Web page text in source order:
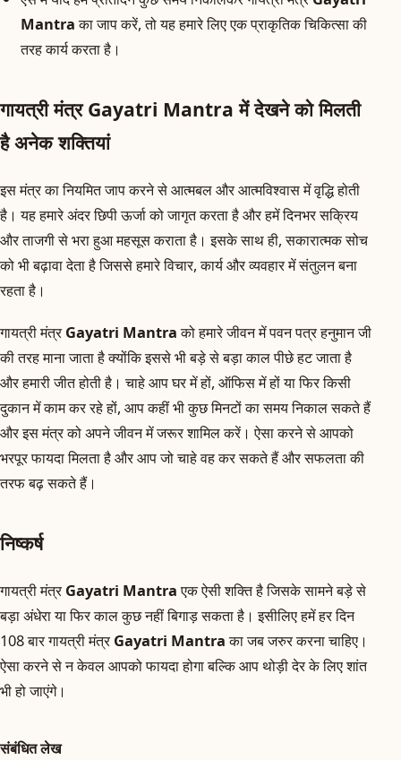
Mantraका जाप करें, तो यह हमारे लिए एक प्राकृतिक चिकित्सा की
तरह कार्य करता है।
गायत्री मंत्र Gayatri Mantra में देखने को मिलती
है अनेक शक्तियां
इस मंत्र का नियमित जाप करने से आत्मबल और आत्मविश्वास में वृद्धि होती
है। यह हमारे अंदर छिपी ऊर्जा को जागृत करता है और हमें दिनभर सक्रिय
और ताजगी से भरा हुआ महसूस कराता है। इसके साथ ही, सकारात्मक सोच
को भी बढ़ावा देता है जिससे हमारे विचार, कार्य और व्यवहार में संतुलन बना
रहता है।
गायत्री मंत्रGayatri Mantraको हमारे जीवन में पवन पत्र हनुमान जी
की तरह माना जाता है क्योंकि इससे भी बड़े से बड़ा काल पीछे हट जाता है
और हमारी जीत होती है। चाहे आप घर में हों, ऑफिस में हों या फिर किसी
दुकान में काम कर रहे हों, आप कहीं भी कुछ मिनटों का समय निकाल सकते हैं
और इस मंत्र को अपने जीवन में जरूर शामिल करें। ऐसा करने से आपको
भरपूर फायदा मिलता है और आप जो चाहे वह कर सकते हैं और सफलता की
तरफ बढ़ सकते हैं।
निष्कर्ष
गायत्री मंत्रGayatri Mantraएक ऐसी शक्ति है जिसके सामने बड़े से
बड़ा अंधेरा या फिर काल कुछ नहीं बिगाड़ सकता है। इसीलिए हमें हर दिन
108 बार गायत्री मंत्रGayatri Mantraका जब जरुर करना चाहिए।
ऐसा करने से न केवल आपको फायदा होगा बल्कि आप थोड़ी देर के लिए शांत
भी हो जाएंगे।
संबंधित लेख